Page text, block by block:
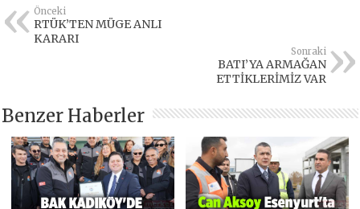
Önceki
RTÜK’TEN MÜGE ANLI
KARARI
Sonraki
BATI’YA ARMAĞAN
ETTİKLERİMİZ VAR
Benzer Haberler